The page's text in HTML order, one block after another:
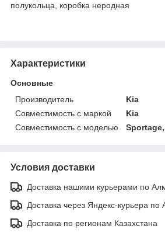
полукольца, коробка неродная
Характеристики
Основные
Производитель
Kia
Совместимость с маркой
Kia
Совместимость с моделью
Условия доставки
Доставка нашими курьерами по
Доставка через Яндекс-курьера по
Доставка по регионам Казахстана